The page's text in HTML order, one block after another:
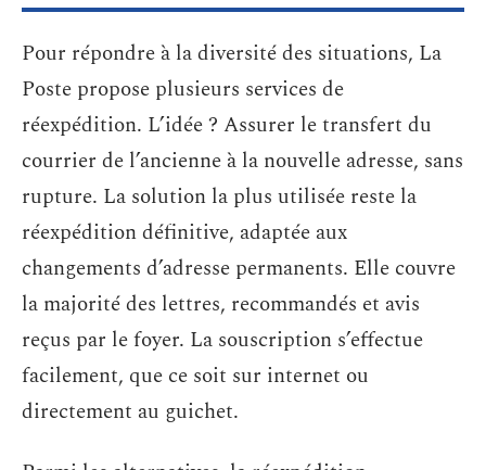
Pour répondre à la diversité des situations, La
Poste propose plusieurs services de
réexpédition. L’idée ? Assurer le transfert du
courrier de l’ancienne à la nouvelle adresse, sans
rupture. La solution la plus utilisée reste la
réexpédition définitive, adaptée aux
changements d’adresse permanents. Elle couvre
la majorité des lettres, recommandés et avis
reçus par le foyer. La souscription s’effectue
facilement, que ce soit sur internet ou
directement au guichet.